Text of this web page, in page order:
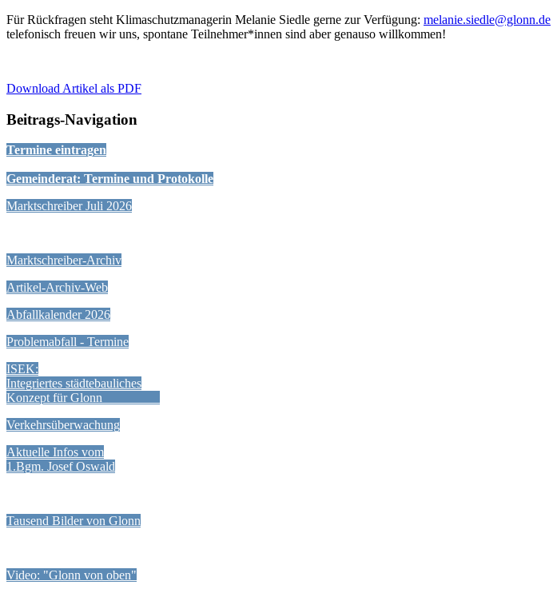
Für Rückfragen steht Klimaschutzmanagerin Melanie Siedle gerne zur Verfügung: melanie.siedle@glonn.de
telefonisch freuen wir uns, spontane Teilnehmer*innen sind aber genauso willkommen!
Download Artikel als PDF
Beitrags-Navigation
Termine eintragen
Gemeinderat: Termine und Protokolle
Marktschreiber Juli 2026
Marktschreiber-Archiv
Artikel-Archiv-Web
Abfallkalender 2026
Problemabfall - Termine
ISEK:
Integriertes städtebauliches
Konzept für Glonn
Verkehrsüberwachung
Aktuelle Infos vom
1.Bgm. Josef Oswald
Tausend Bilder von Glonn
Video: "Glonn von oben"